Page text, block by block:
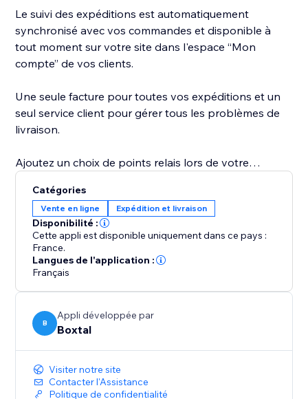
Le suivi des expéditions est automatiquement
synchronisé avec vos commandes et disponible à
tout moment sur votre site dans l'espace “Mon
compte” de vos clients.
Une seule facture pour toutes vos expéditions et un
seul service client pour gérer tous les problèmes de
livraison.
Ajoutez un choix de points relais lors de votre
Catégories
Vente en ligne Expédition et livraison
Disponibilité :
Cette appli est disponible uniquement dans ce pays :
France.
Langues de l'application :
Français
B
Appli développée par
Boxtal
Visiter notre site
Contacter l'Assistance
Politique de confidentialité